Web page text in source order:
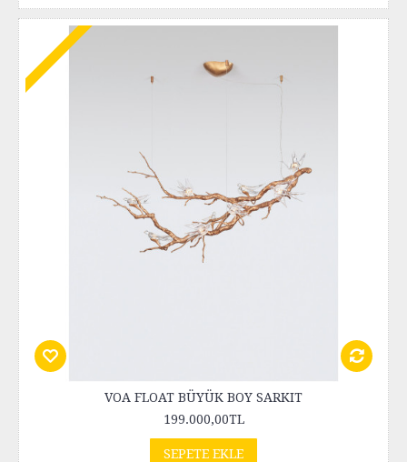
VOA FLOAT BÜYÜK BOY SARKIT
199.000,00TL
SEPETE EKLE